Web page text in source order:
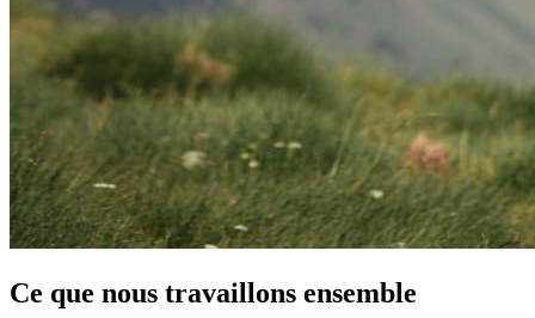
Ce que nous travaillons ensemble